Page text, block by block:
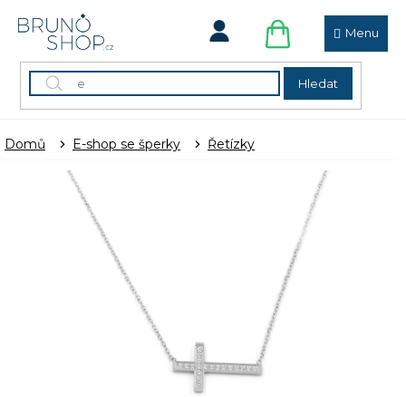
Hledat
NÁKUPNÍ
KOŠÍK
Domů E-shop se šperky Řetízky